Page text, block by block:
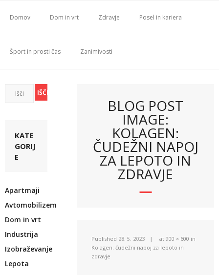
Domov Dom in vrt Zdravje Posel in kariera
Šport in prosti čas Zanimivosti
BLOG POST
IMAGE:
KOLAGEN:
ČUDEŽNI NAPOJ
ZA LEPOTO IN
ZDRAVJE
Published 28. 5. 2023 at 900 × 600 in
Kolagen: čudežni napoj za lepoto in
zdravje
KATE
GORIJ
E
Apartmaji
Avtomobilizem
Dom in vrt
Industrija
Izobraževanje
Lepota